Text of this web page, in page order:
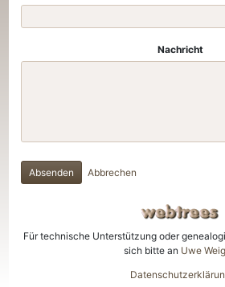
Nachricht
Absenden Abbrechen
Für technische Unterstützung oder
sich bitte an Uwe